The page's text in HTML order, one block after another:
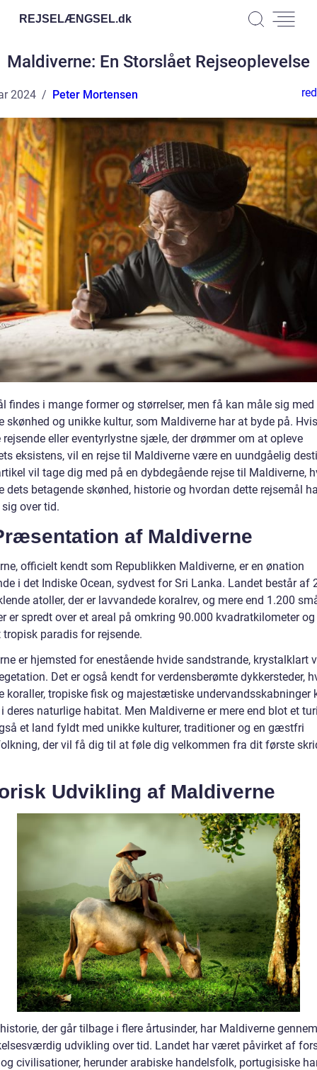
REJSELÆNGSEL.dk
Maldiverne: En Storslået Rejseoplevelse
2024 Peter Mortensen
findes i mange former og størrelser, men få kan måle sig med
skønhed og unikke kultur, som Maldiverne har at byde på.
rejsende eller eventyrlystne sjæle, der drømmer om at opleve
eksistens, vil en rejse til Maldiverne være en uundgåelig
vil tage dig med på en dybdegående rejse til Maldiverne,
dets betagende skønhed, historie og hvordan dette rejsemål
over tid.
af Maldiverne
officielt kendt som Republikken Maldiverne, er en ønation
i det Indiske Ocean, sydvest for Sri Lanka. Landet består af
atoller, der er lavvandede koralrev, og mere end 1.200
er spredt over et areal på omkring 90.000 kvadratkilometer
tropisk paradis for rejsende.
er hjemsted for enestående hvide sandstrande, krystalklart
Det er også kendt for verdensberømte dykkersteder,
koraller, tropiske fisk og majestætiske undervandsskabninger
deres naturlige habitat. Men Maldiverne er mere end blot et
et land fyldt med unikke kulturer, traditioner og en gæstfri
der vil få dig til at føle dig velkommen fra dit første
Udvikling af Maldiverne
der går tilbage i flere årtusinder, har Maldiverne
udvikling over tid. Landet har været påvirket af
civilisationer, herunder arabiske handelsfolk, portugisiske